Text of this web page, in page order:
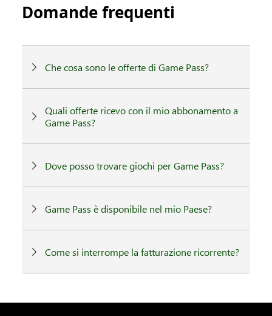
Domande frequenti
Che cosa sono le offerte di Game Pass?
Quali offerte ricevo con il mio abbonamento a
Game Pass?
Dove posso trovare giochi per Game Pass?
Game Pass è disponibile nel mio Paese?
Come si interrompe la fatturazione ricorrente?